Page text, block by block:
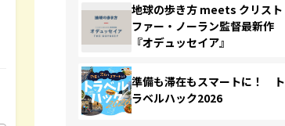
地球の歩き方 meets クリスト
ファー・ノーラン監督最新作
『オデュッセイア』
準備も滞在もスマートに！ ト
ラベルハック2026